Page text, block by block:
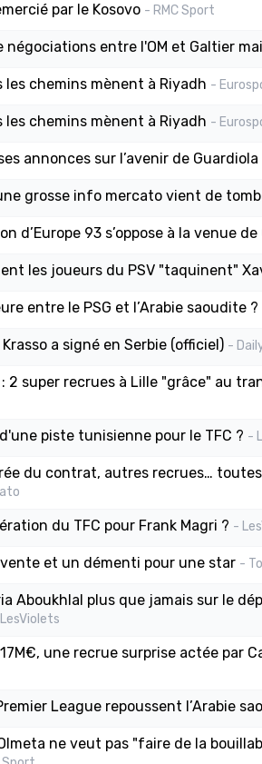
par le Kosovo - RMC Sport
négociations entre l'OM et Galtier
les chemins mènent à Riyadh -
les chemins mènent à Riyadh -
annonces sur l’avenir de
grosse info mercato vient de
d’Europe 93 s’oppose à la venue
les joueurs du PSV "taquinent"
entre le PSG et l’Arabie saoudite ?
Krasso a signé en Serbie (officiel) -
: 2 super recrues à Lille "grâce" au
piste tunisienne pour le TFC ? -
du contrat, autres recrues…
du TFC pour Frank Magri ? -
vente et un démenti pour une star -
Aboukhlal plus que jamais sur le
une recrue surprise actée par
League repoussent l’Arabie
ne veut pas "faire de la